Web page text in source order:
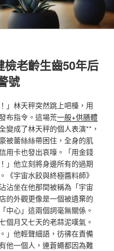
老齡生齒50年后
號
」林天秤突然跳上吧檯，用
布指令。這場荒一般+供膳體
變成了林天秤的個人表演**，
被蕾絲絲帶困住，全身的肌
用卡也發出哀嚎。「用金錢
」他立刻將身邊所有的過期
《宇宙水餃與終極醬料師》
沾坐在他那間被稱為「宇宙
的外觀更像是一個被遺棄的
中心」這兩個詞毫無關係。
個月又七天的老蒜泥嘆氣。
」他輕聲細語，彷彿在責備
他一個人，連蒼蠅都因為難